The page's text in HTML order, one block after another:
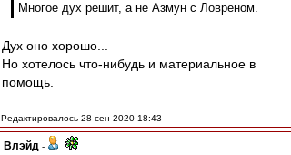
Многое дух решит, а не Азмун с Ловреном.
Дух оно хорошо...
Но хотелось что-нибудь и материальное в
помощь.
Редактировалось 28 сен 2020 18:43
Влэйд -